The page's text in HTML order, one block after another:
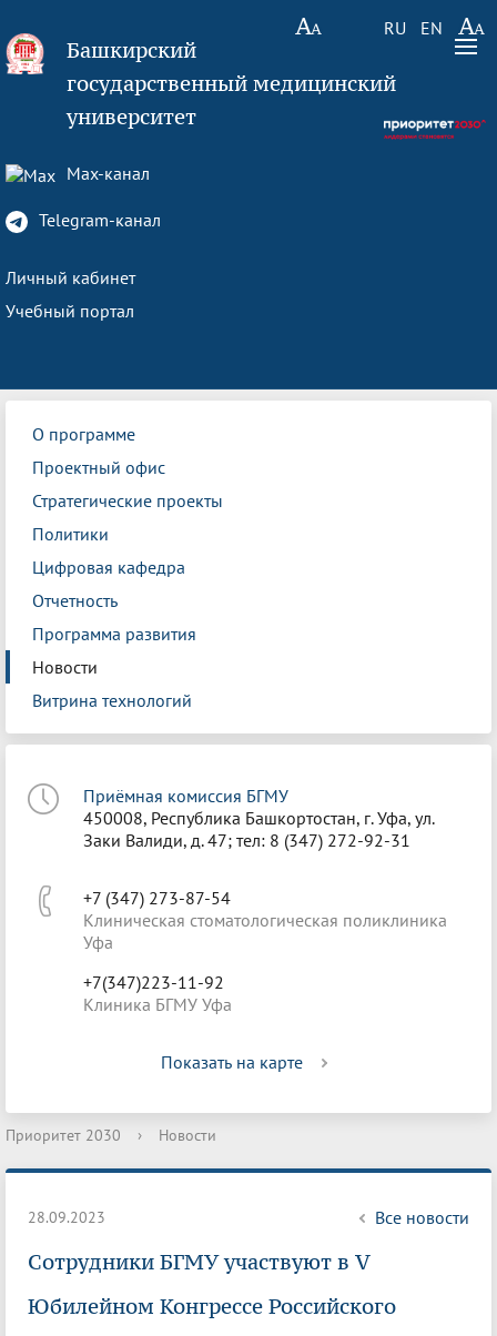
RU EN
Башкирский
государственный медицинский
университет
Max-канал
Telegram-канал
Личный кабинет
Учебный портал
О программе
Проектный офис
Стратегические проекты
Политики
Цифровая кафедра
Отчетность
Программа развития
Новости
Витрина технологий
Приёмная комиссия БГМУ
450008, Республика Башкортостан, г. Уфа, ул.
Заки Валиди, д. 47; тел: 8 (347) 272-92-31
+7 (347) 273-87-54
Клиническая стоматологическая поликлиника
Уфа
+7(347)223-11-92
Клиника БГМУ Уфа
Показать на карте
Приоритет 2030 › Новости
28.09.2023 Все новости
Сотрудники БГМУ участвуют в V
Юбилейном Конгрессе Российского